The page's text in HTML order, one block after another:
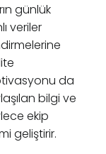
günlük
veriler
da
bilgi ve
ekip
geliştirir.